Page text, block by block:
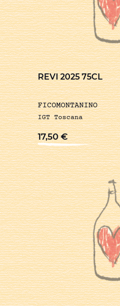
REVI 2025 75CL
FICOMONTANINO
IGT Toscana
17,50€